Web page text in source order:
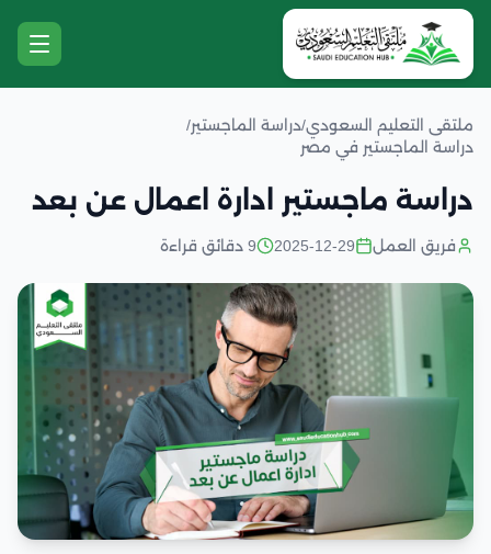
ملتقى التعليم السعودي/دراسة الماجستير/
دراسة الماجستير في مصر
دراسة ماجستير ادارة اعمال عن بعد
فريق العمل 2025-12-29 9 دقائق قراءة